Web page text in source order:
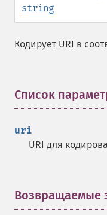
string
Кодирует URI в
Список
uri
URI для
Возвращаемые